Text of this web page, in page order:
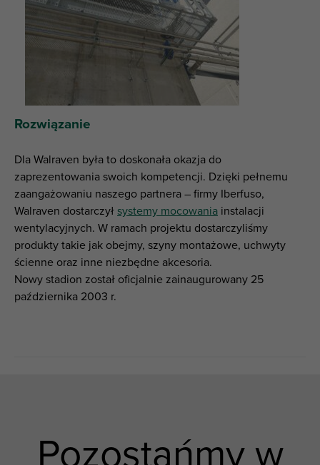
Rozwiązanie
Dla Walraven była to doskonała okazja do
zaprezentowania swoich kompetencji. Dzięki pełnemu
zaangażowaniu naszego partnera – firmy Iberfuso,
Walraven dostarczył systemy mocowania instalacji
wentylacyjnych. W ramach projektu dostarczyliśmy
produkty takie jak obejmy, szyny montażowe, uchwyty
ścienne oraz inne niezbędne akcesoria.
Nowy stadion został oficjalnie zainaugurowany 25
października 2003 r.
Pozostańmy w